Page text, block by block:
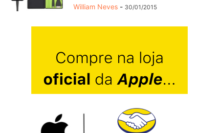
William Neves - 30/01/2015